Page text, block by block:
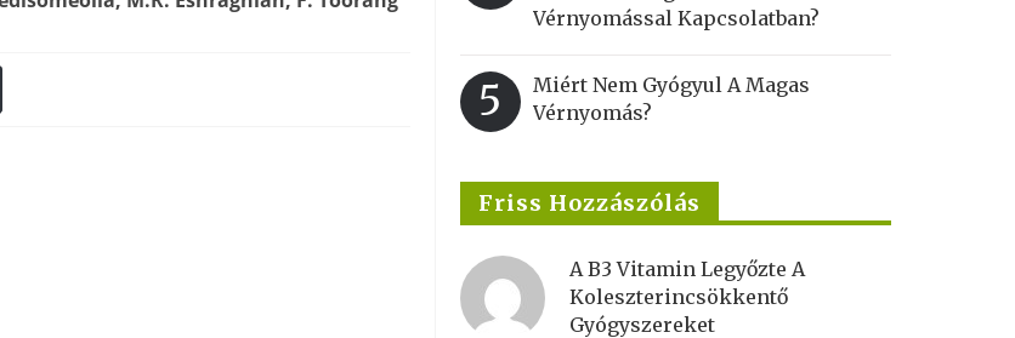
Vérnyomással Kapcsolatban?
5
Miért Nem Gyógyul A Magas
Vérnyomás?
Friss Hozzászólás
A B3 Vitamin Legyőzte A
Koleszterincsökkentő
Gyógyszereket